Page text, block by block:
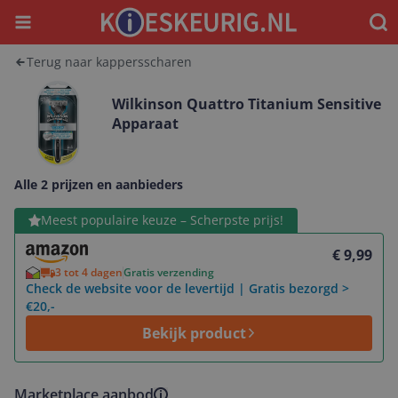
Menu
Terug naar kappersscharen
Wilkinson Quattro Titanium Sensitive
Apparaat
Alle 2 prijzen en aanbieders
Meest populaire keuze – Scherpste prijs!
€ 9,99
3 tot 4 dagenGratis verzending
Check de website voor de levertijd | Gratis bezorgd >
€20,-
Bekijk product
Bekijk product